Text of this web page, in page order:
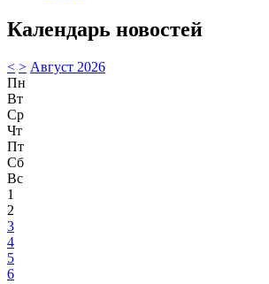
Календарь новостей
< > Август 2026
Пн
Вт
Ср
Чт
Пт
Сб
Вс
1
2
3
4
5
6